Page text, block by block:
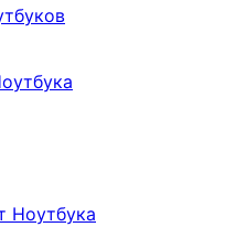
Ноутбука